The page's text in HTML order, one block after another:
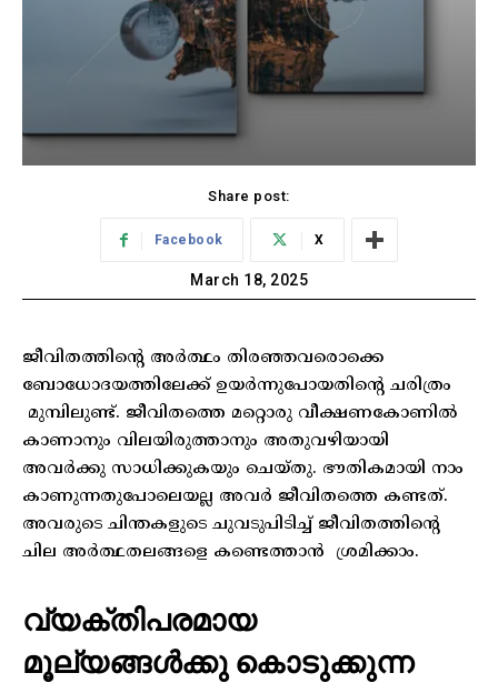
Share post:
Facebook X
March 18, 2025
ജീവിതത്തിന്റെ അർത്ഥം തിരഞ്ഞവരൊക്കെ
ബോധോദയത്തിലേക്ക് ഉയർന്നുപോയതിന്റെ ചരിത്രം
മുമ്പിലുണ്ട്. ജീവിതത്തെ മറ്റൊരു വീക്ഷണകോണിൽ
കാണാനും വിലയിരുത്താനും അതുവഴിയായി
അവർക്കു സാധിക്കുകയും ചെയ്തു. ഭൗതികമായി നാം
കാണുന്നതുപോലെയല്ല അവർ ജീവിതത്തെ കണ്ടത്.
അവരുടെ ചിന്തകളുടെ ചുവടുപിടിച്ച് ജീവിതത്തിന്റെ
ചില അർത്ഥതലങ്ങളെ കണ്ടെത്താൻ ശ്രമിക്കാം.
വ്യക്തിപരമായ
മൂല്യങ്ങൾക്കു കൊടുക്കുന്ന